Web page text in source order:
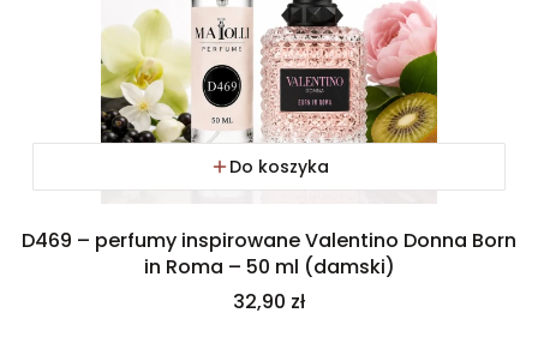
Do koszyka
D469 – perfumy inspirowane Valentino Donna Born
in Roma – 50 ml (damski)
Cena
32,90 zł